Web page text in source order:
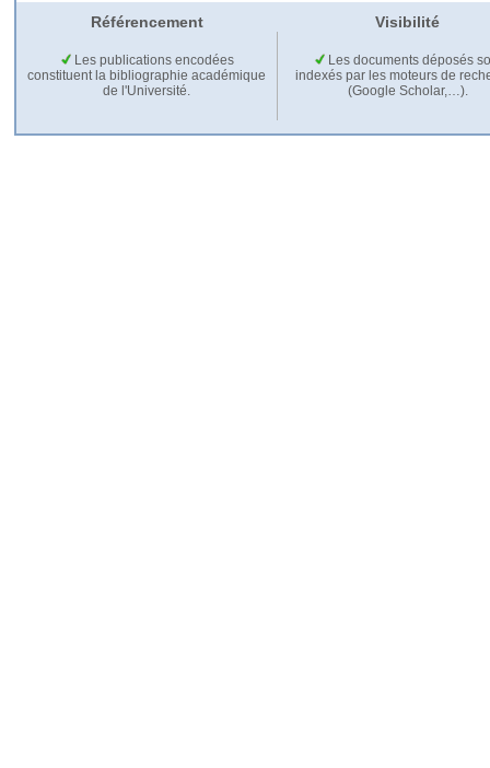
Référencement Visibilité
Les publications encodées
constituent la bibliographie académique
de l'Université.
Les documents déposés
indexés par les moteurs de
(Google Scholar,…).